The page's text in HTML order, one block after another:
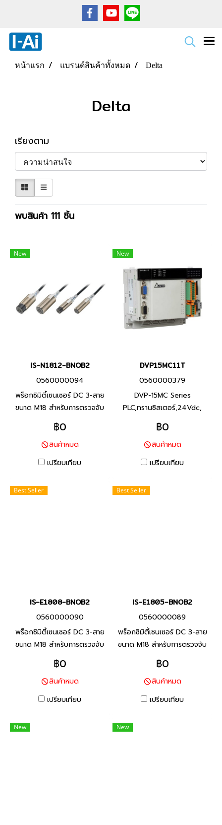
หน้าแรก แบรนด์สินค้าทั้งหมด Delta
Delta
เรียงตาม
พบสินค้า 111 ชิ้น
New
IS-N1812-BNOB2
0560000094
พร็อกซิมิตี้เซนเซอร์ DC 3-สาย
ขนาด M18 สำหรับการตรวจจับ
โลหะประเภทเหล็ก ทนต่อสภาพ
แวดล้อมด้วยสายมาตราฐานที่ทำ
จาก PVC ทนน้ำมัน และพื้นผิว
ตรวจจับที่ทำจากวัสดุที่ทนต่อ
฿0
สินค้าหมด
เปรียบเทียบ
New
DVP15MC11T
0560000379
DVP-15MC Series
PLC,ทรานซิสเตอร์,24Vdc,
Product P/N: DVP15MC11T
I/O Points 16/8, Program
Capacity 20M, Built-in RS-
232, RS-485 Ports and 2
สินค้าแบรนด์ ไต้หวัน
฿0
สินค้าหมด
เปรียบเทียบ
Best Seller
IS-E1808-BNOB2
0560000090
พร็อกซิมิตี้เซนเซอร์ DC 3-สาย
ขนาด M18 สำหรับการตรวจจับ
โลหะประเภทเหล็ก ทนต่อสภาพ
แวดล้อมด้วยสายมาตราฐานที่ทำ
จาก PVC ทนน้ำมัน และพื้นผิว
ตรวจจับที่ทำจากวัสดุที่ทนต่อ
฿0
สินค้าหมด
เปรียบเทียบ
Best Seller
IS-E1805-BNOB2
0560000089
พร็อกซิมิตี้เซนเซอร์ DC 3-สาย
ขนาด M18 สำหรับการตรวจจับ
โลหะประเภทเหล็ก ทนต่อสภาพ
แวดล้อมด้วยสายมาตราฐานที่ทำ
จาก PVC ทนน้ำมัน และพื้นผิว
ตรวจจับที่ทำจากวัสดุที่ทนต่อ
฿0
สินค้าหมด
เปรียบเทียบ
New New